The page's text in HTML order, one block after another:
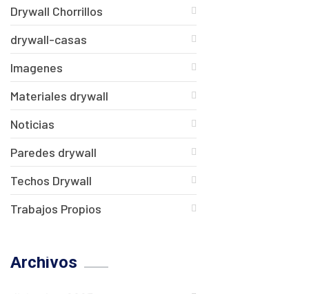
Drywall Chorrillos
drywall-casas
Imagenes
Materiales drywall
Noticias
Paredes drywall
Techos Drywall
Trabajos Propios
Archivos